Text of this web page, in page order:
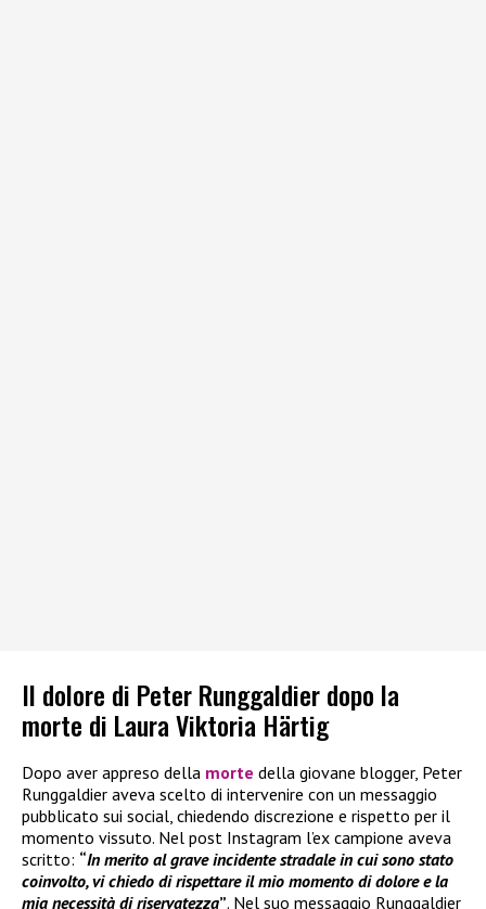
Il dolore di Peter Runggaldier dopo la
morte di Laura Viktoria Härtig
Dopo aver appreso della morte della giovane blogger, Peter
Runggaldier aveva scelto di intervenire con un messaggio
pubblicato sui social, chiedendo discrezione e rispetto per il
momento vissuto. Nel post Instagram l’ex campione aveva
scritto: “In merito al grave incidente stradale in cui sono stato
coinvolto, vi chiedo di rispettare il mio momento di dolore e la
mia necessità di riservatezza”. Nel suo messaggio Runggaldier